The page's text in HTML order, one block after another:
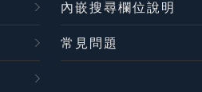
內嵌搜尋欄位說明
常見問題